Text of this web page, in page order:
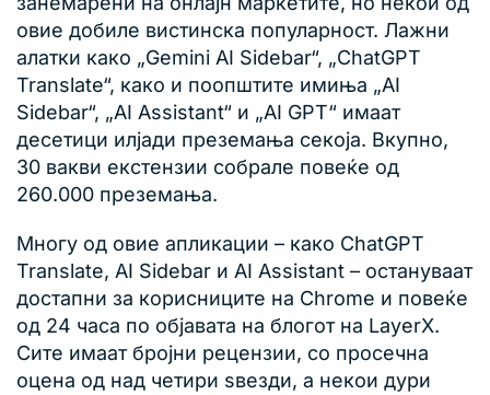
овие добиле вистинска популарност. Лажни
алатки како „Gemini AI Sidebar“, „ChatGPT
Translate“, како и поопштите имиња „AI
Sidebar“, „AI Assistant“ и „AI GPT“ имаат
десетици илјади преземања секоја. Вкупно,
30 вакви екстензии собрале повеќе од
260.000 преземања.
Многу од овие апликации – како ChatGPT
Translate, AI Sidebar и AI Assistant – остануваат
достапни за корисниците на Chrome и повеќе
од 24 часа по објавата на блогот на LayerX.
Сите имаат бројни рецензии, со просечна
оцена од над четири ѕвезди, а некои дури